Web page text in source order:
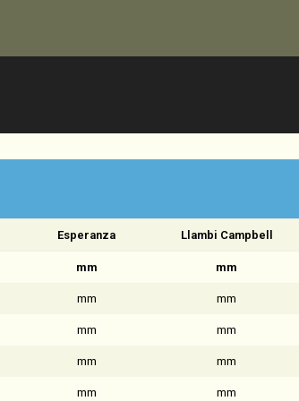
Esperanza Llambi Campbell
mm mm
mm mm
mm mm
mm mm
mm mm